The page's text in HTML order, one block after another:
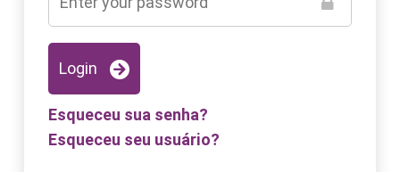
Login
Esqueceu sua senha?
Esqueceu seu usuário?